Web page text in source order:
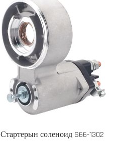
Стартерын соленоид S66-1302